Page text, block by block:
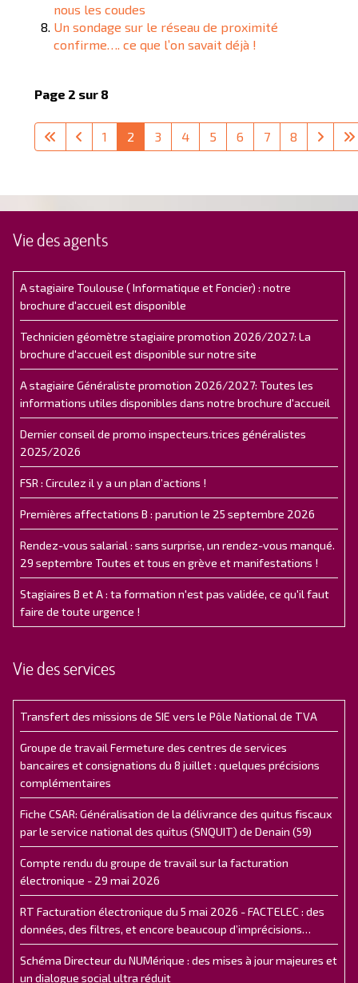
nous les coudes
Un sondage sur le réseau de proximité
confirme…. ce que l’on savait déjà !
Page 2 sur 8
1 2 3 4 5 6 7 8
Vie des agents
A stagiaire Toulouse ( Informatique et Foncier) : notre
brochure d'accueil est disponible
Technicien géomètre stagiaire promotion 2026/2027: La
brochure d'accueil est disponible sur notre site
A stagiaire Généraliste promotion 2026/2027: Toutes les
informations utiles disponibles dans notre brochure d'accueil
Dernier conseil de promo inspecteurs.trices généralistes
2025/2026
FSR : Circulez il y a un plan d’actions !
Premières affectations B : parution le 25 septembre 2026
Rendez-vous salarial : sans surprise, un rendez-vous manqué.
29 septembre Toutes et tous en grève et manifestations !
Stagiaires B et A : ta formation n'est pas validée, ce qu'il faut
faire de toute urgence !
Vie des services
Transfert des missions de SIE vers le Pôle National de TVA
Groupe de travail Fermeture des centres de services
bancaires et consignations du 8 juillet : quelques précisions
complémentaires
Fiche CSAR: Généralisation de la délivrance des quitus fiscaux
par le service national des quitus (SNQUIT) de Denain (59)
Compte rendu du groupe de travail sur la facturation
électronique - 29 mai 2026
RT Facturation électronique du 5 mai 2026 - FACTELEC : des
données, des filtres, et encore beaucoup d’imprécisions…
Schéma Directeur du NUMérique : des mises à jour majeures et
un dialogue social ultra réduit